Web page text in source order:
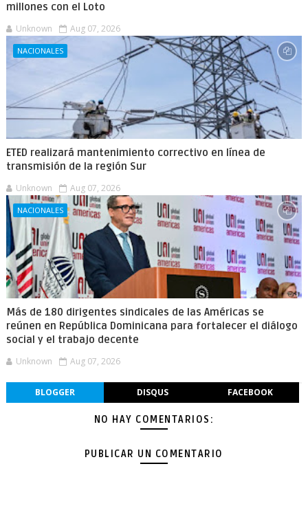
millones con el Loto
Unknown Aug 07, 2026
NACIONALES
ETED realizará mantenimiento correctivo en línea de
transmisión de la región Sur
Unknown Aug 07, 2026
NACIONALES
Más de 180 dirigentes sindicales de las Américas se
reúnen en República Dominicana para fortalecer el diálogo
social y el trabajo decente
Unknown Aug 07, 2026
BLOGGER DISQUS FACEBOOK
NO HAY COMENTARIOS:
PUBLICAR UN COMENTARIO